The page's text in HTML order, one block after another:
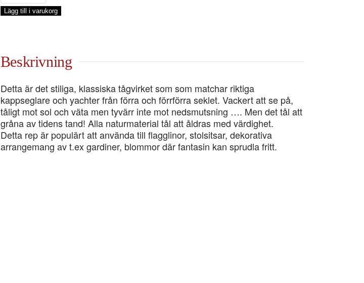
12
MM,
M
mängd
Lägg till i varukorg
Beskrivning
Detta är det stiliga, klassiska tågvirket som som matchar riktiga
kappseglare och yachter från förra och förrförra seklet. Vackert att se på,
tåligt mot sol och väta men tyvärr inte mot nedsmutsning …. Men det tål att
gråna av tidens tand! Alla naturmaterial tål att åldras med värdighet.
Detta rep är populärt att använda till flagglinor, stolsitsar, dekorativa
arrangemang av t.ex gardiner, blommor där fantasin kan sprudla fritt.